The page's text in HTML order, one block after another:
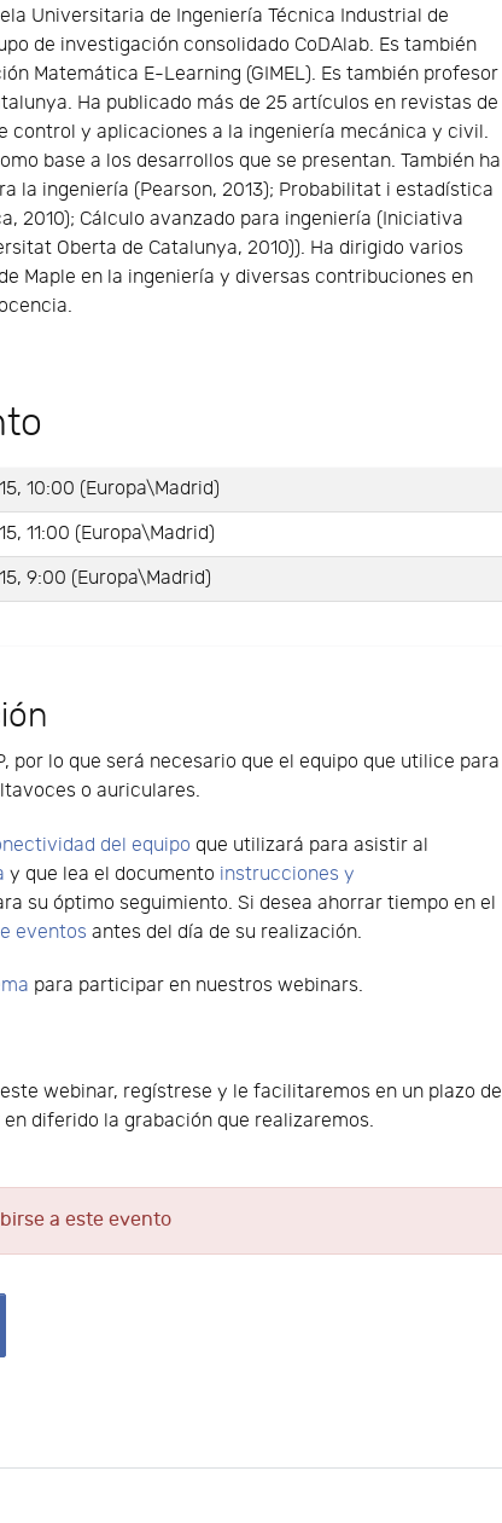
Universitaria de Ingeniería Técnica Industrial de
de investigación consolidado CoDAlab. Es también
Matemática E-Learning (GIMEL). Es también profesor
Ha publicado más de 25 artículos en revistas de
control y aplicaciones a la ingeniería mecánica y civil.
base a los desarrollos que se presentan. También ha
la ingeniería (Pearson, 2013); Probabilitat i estadística
2010); Cálculo avanzado para ingeniería (Iniciativa
Oberta de Catalunya, 2010)). Ha dirigido varios
Maple en la ingeniería y diversas contribuciones en
10:00 (Europa\Madrid)
11:00 (Europa\Madrid)
9:00 (Europa\Madrid)
por lo que será necesario que el equipo que utilice para
o auriculares.
del equipo que utilizará para asistir al
y que lea el documento instrucciones y
su óptimo seguimiento. Si desea ahorrar tiempo en el
eventos antes del día de su realización.
para participar en nuestros webinars.
webinar, regístrese y le facilitaremos en un plazo de
diferido la grabación que realizaremos.
a este evento